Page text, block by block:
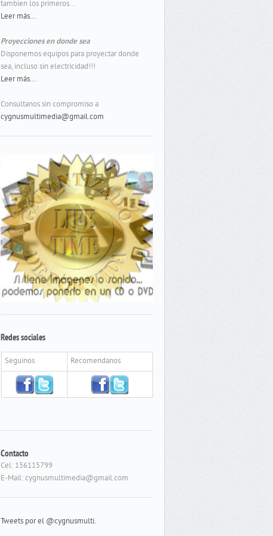
tambien los primeros...
Leer más...
Proyecciones en donde sea
Disponemos equipos para proyectar donde
sea, incluso sin electricidad!!!
Leer más...
Consultanos sin compromiso a
cygnusmultimedia@gmail.com
Redes sociales
Seguinos Recomendanos
Contacto
Cel: 156115799
E-Mail: cygnusmultimedia@gmail.com
Tweets por el @cygnusmulti.